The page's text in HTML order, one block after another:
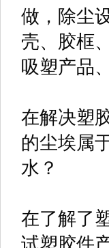
做，除尘
壳、胶框
吸塑产品
在解决塑
的尘埃属
水？
在了解了
试塑胶件